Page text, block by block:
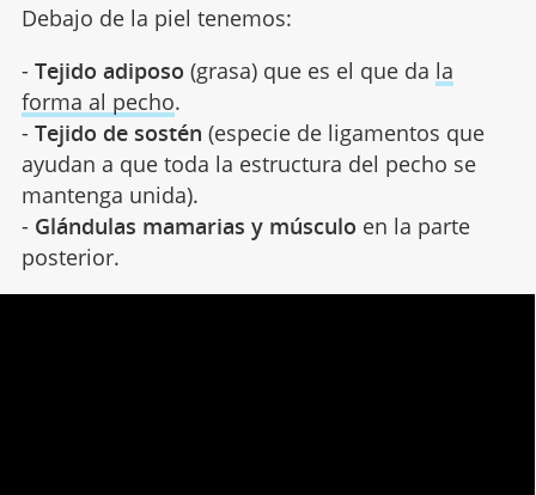
Debajo de la piel tenemos:
- Tejido adiposo (grasa) que es el que da la
forma al pecho.
- Tejido de sostén (especie de ligamentos que
ayudan a que toda la estructura del pecho se
mantenga unida).
- Glándulas mamarias y músculo en la parte
posterior.